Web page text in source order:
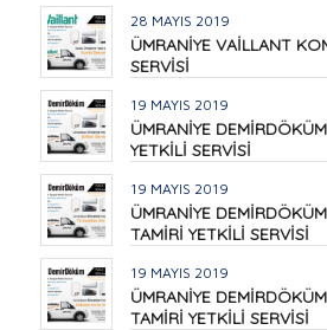
28 MAYIS 2019
ÜMRANİYE VAİLLANT
SERVİSİ
19 MAYIS 2019
ÜMRANİYE
YETKİLİ SERVİSİ
19 MAYIS 2019
ÜMRANİYE
TAMİRİ YETKİLİ SERVİSİ
19 MAYIS 2019
ÜMRANİYE
TAMİRİ YETKİLİ SERVİSİ